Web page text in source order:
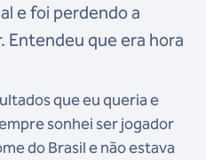
e foi perdendo a
Entendeu que era hora
que eu queria e
sonhei ser jogador
do Brasil e não estava